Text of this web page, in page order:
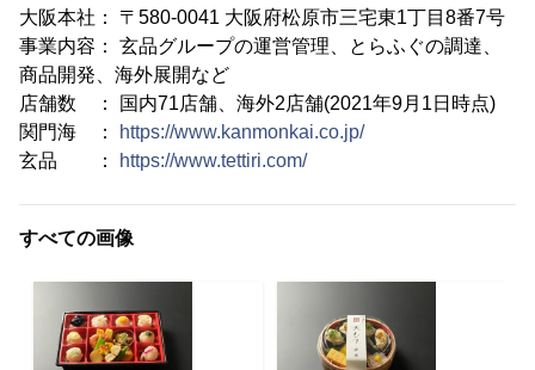
大阪本社： 〒580-0041 大阪府松原市三宅東1丁目8番7号
事業内容： 玄品グループの運営管理、とらふぐの調達、
商品開発、海外展開など
店舗数 ： 国内71店舗、海外2店舗(2021年9月1日時点)
関門海 ：
https://www.kanmonkai.co.jp/
玄品 ：
https://www.tettiri.com/
すべての画像